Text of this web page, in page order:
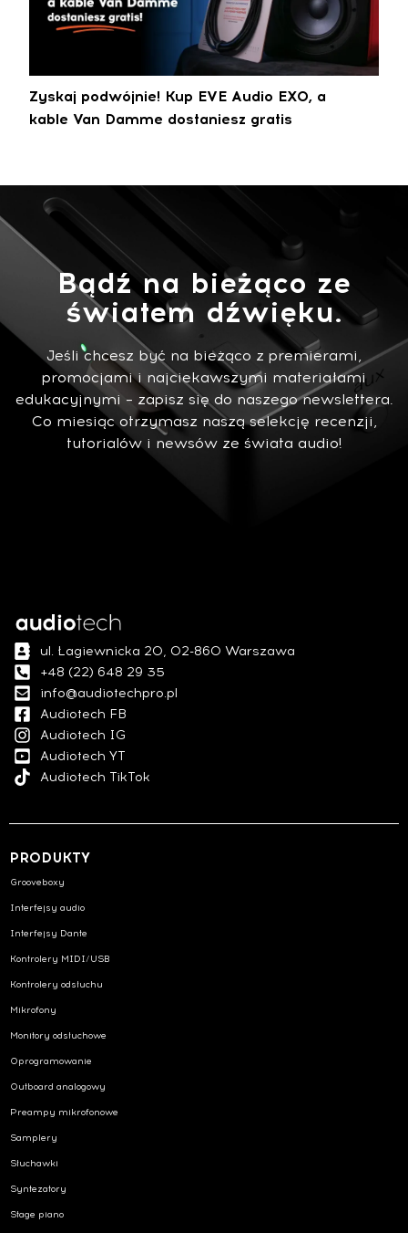
Zyskaj podwójnie! Kup EVE Audio EXO, a
kable Van Damme dostaniesz gratis
Bądź na bieżąco ze
światem dźwięku.
Jeśli chcesz być na bieżąco z premierami,
promocjami i najciekawszymi materiałami
edukacyjnymi – zapisz się do naszego newslettera.
Co miesiąc otrzymasz naszą selekcję recenzji,
tutorialów i newsów ze świata audio!
ul. Łagiewnicka 20, 02-860 Warszawa
+48 (22) 648 29 35
info@audiotechpro.pl
Audiotech FB
Audiotech IG
Audiotech YT
Audiotech TikTok
PRODUKTY
Grooveboxy
Interfejsy audio
Interfejsy Dante
Kontrolery MIDI/USB
Kontrolery odsłuchu
Mikrofony
Monitory odsłuchowe
Oprogramowanie
Outboard analogowy
Preampy mikrofonowe
Samplery
Słuchawki
Syntezatory
Stage piano